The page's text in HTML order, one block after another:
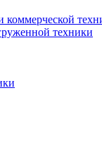
коммерческой
техники